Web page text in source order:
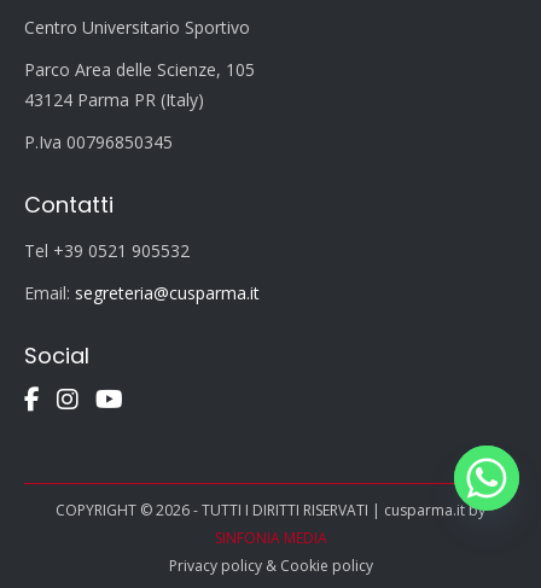
Centro Universitario Sportivo
Parco Area delle Scienze, 105
43124 Parma PR (Italy)
P.Iva 00796850345
Contatti
Tel +39 0521 905532
Email: segreteria@cusparma.it
Social
COPYRIGHT © 2026 - TUTTI I DIRITTI RISERVATI | cusparma.it by
SINFONIA MEDIA
Privacy policy& Cookie policy